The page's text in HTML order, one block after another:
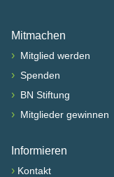
Mitmachen
› Mitglied werden
› Spenden
› BN Stiftung
› Mitglieder gewinnen
Informieren
› Kontakt